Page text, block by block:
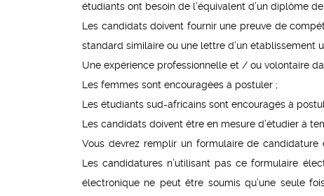
étudiants ont besoin de l’équivalent d’un diplôme
Les candidats doivent fournir une preuve de
standard similaire ou une lettre d’un établissement
Une expérience professionnelle et / ou volontaire
Les femmes sont encouragées à postuler ;
Les étudiants sud-africains sont encouragés à
Les candidats doivent être en mesure d’étudier à
Vous devrez remplir un formulaire de candidature
Les candidatures n’utilisant pas ce formulaire
électronique ne peut être soumis qu’une seule